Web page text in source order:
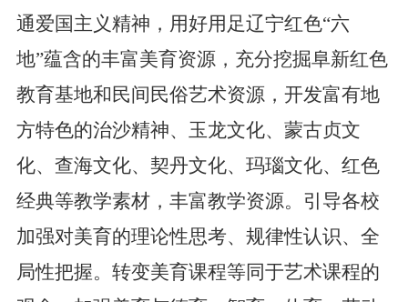
通爱国主义精神，用好用足辽宁红色“六
地”蕴含的丰富美育资源，充分挖掘阜新红色
教育基地和民间民俗艺术资源，开发富有地
方特色的治沙精神、玉龙文化、蒙古贞文
化、查海文化、契丹文化、玛瑙文化、红色
经典等教学素材，丰富教学资源。引导各校
加强对美育的理论性思考、规律性认识、全
局性把握。转变美育课程等同于艺术课程的